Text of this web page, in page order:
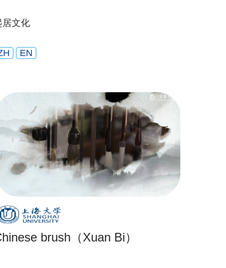
居文化
EN
brush（Xuan Bi）